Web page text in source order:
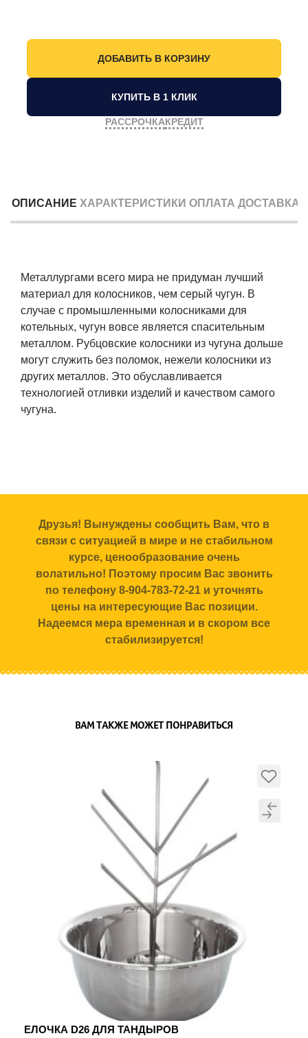
КУПИТЬ В 1 КЛИК
РАССРОЧКАКРЕДИТ
ОПИСАНИЕ ХАРАКТЕРИСТИКИ ОПЛАТА ДОСТАВКА
Металлургами всего мира не придуман лучший
материал для колосников, чем серый чугун. В
случае с промышленными колосниками для
котельных, чугун вовсе является спасительным
металлом. Рубцовские колосники из чугуна дольше
могут служить без поломок, нежели колосники из
других металлов. Это обуславливается
технологией отливки изделий и качеством самого
чугуна.
Друзья! Вынуждены сообщить Вам, что в
связи с ситуацией в мире и не стабильном
курсе, ценообразование очень
волатильно! Поэтому просим Вас звонить
по телефону 8-904-783-72-21 и уточнять
цены на интересующие Вас позиции.
Надеемся мера временная и в скором все
стабилизируется!
ВАМ ТАКЖЕ МОЖЕТ ПОНРАВИТЬСЯ
ЕЛОЧКА D26 ДЛЯ ТАНДЫРОВ